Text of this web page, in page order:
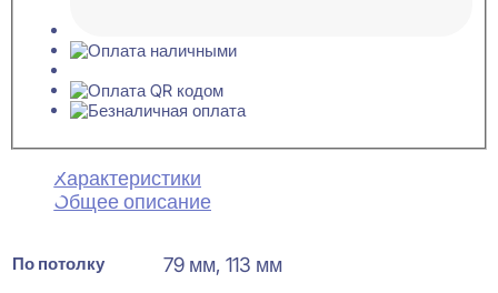
Характеристики
Общее описание
По потолку 79 мм, 113 мм